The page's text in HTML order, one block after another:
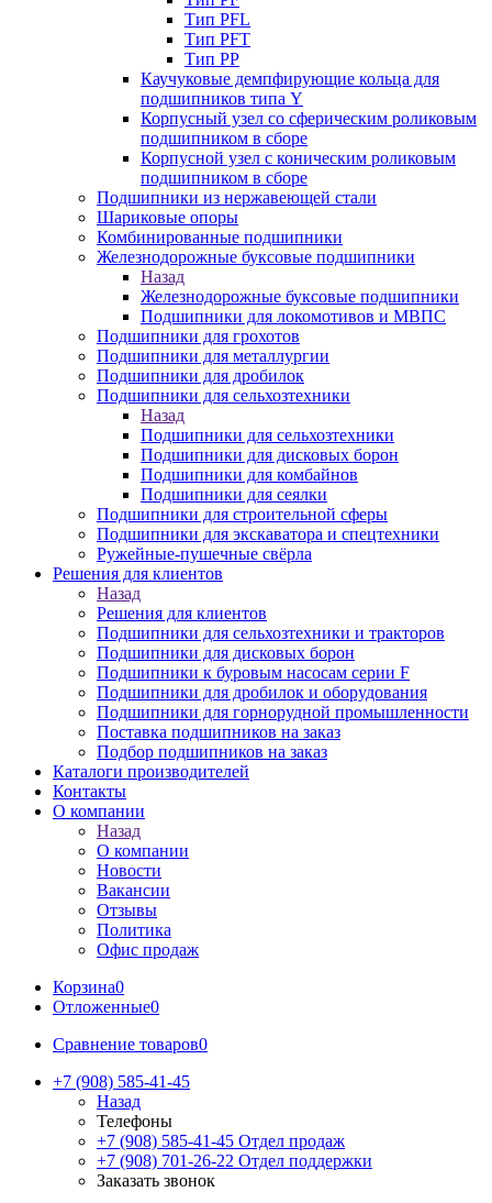
Тип PFL
Тип PFT
Тип PP
Каучуковые демпфирующие кольца для
подшипников типа Y
Корпусный узел со сферическим роликовым
подшипником в сборе
Корпусной узел с коническим роликовым
подшипником в сборе
Подшипники из нержавеющей стали
Шариковые опоры
Комбинированные подшипники
Железнодорожные буксовые подшипники
Назад
Железнодорожные буксовые подшипники
Подшипники для локомотивов и МВПС
Подшипники для грохотов
Подшипники для металлургии
Подшипники для дробилок
Подшипники для сельхозтехники
Назад
Подшипники для сельхозтехники
Подшипники для дисковых борон
Подшипники для комбайнов
Подшипники для сеялки
Подшипники для строительной сферы
Подшипники для экскаватора и спецтехники
Ружейные-пушечные свёрла
Решения для клиентов
Назад
Решения для клиентов
Подшипники для сельхозтехники и тракторов
Подшипники для дисковых борон
Подшипники к буровым насосам серии F
Подшипники для дробилок и оборудования
Подшипники для горнорудной промышленности
Поставка подшипников на заказ
Подбор подшипников на заказ
Каталоги производителей
Контакты
О компании
Назад
О компании
Новости
Вакансии
Отзывы
Политика
Офис продаж
Корзина0
Отложенные0
Сравнение товаров0
+7 (908) 585-41-45
Назад
Телефоны
+7 (908) 585-41-45 Отдел продаж
+7 (908) 701-26-22 Отдел поддержки
Заказать звонок